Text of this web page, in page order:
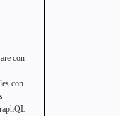
con
con